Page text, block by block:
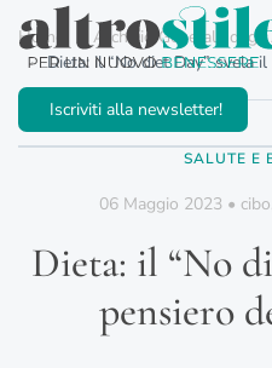
Passa al contenuto
Iscriviti alla newsletter!
Home Archivio Generale
Dieta: il “No diet Day” svela
SALUTE E
06 Maggio 2023 • cibo
Dieta: il “No
pensiero